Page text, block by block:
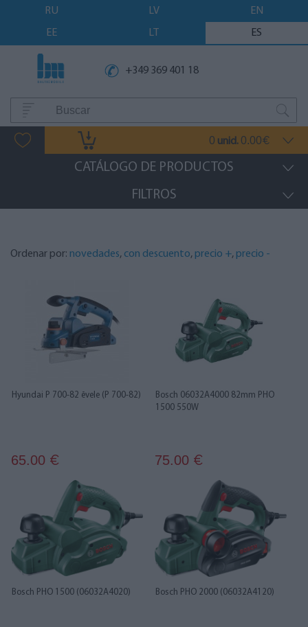
RU LV
EN
EE
LT ES
+349 369 401 18
0 unid. 0.00€
CATÁLOGO DE PRODUCTOS
FILTROS
Ordenar por: novedades, con descuento, precio +, precio -
Hyundai P 700-82 ēvele (P 700-82)
65.00 €
Bosch 06032A4000 82mm PHO
1500 550W
75.00 €
Bosch PHO 1500 (06032A4020) Bosch PHO 2000 (06032A4120)